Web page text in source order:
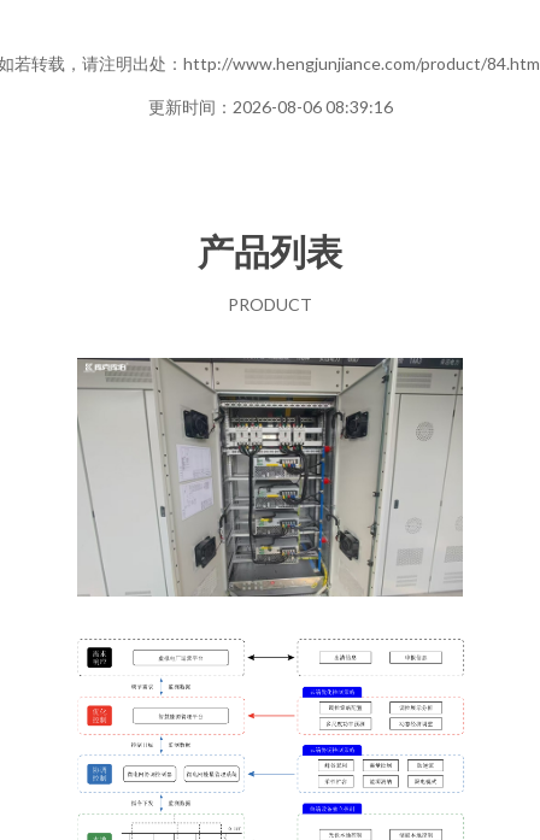
若转载，请注明出处：http://www.hengjunjiance.com/product/
更新时间：2026-08-06 08:39:16
产品列表
PRODUCT